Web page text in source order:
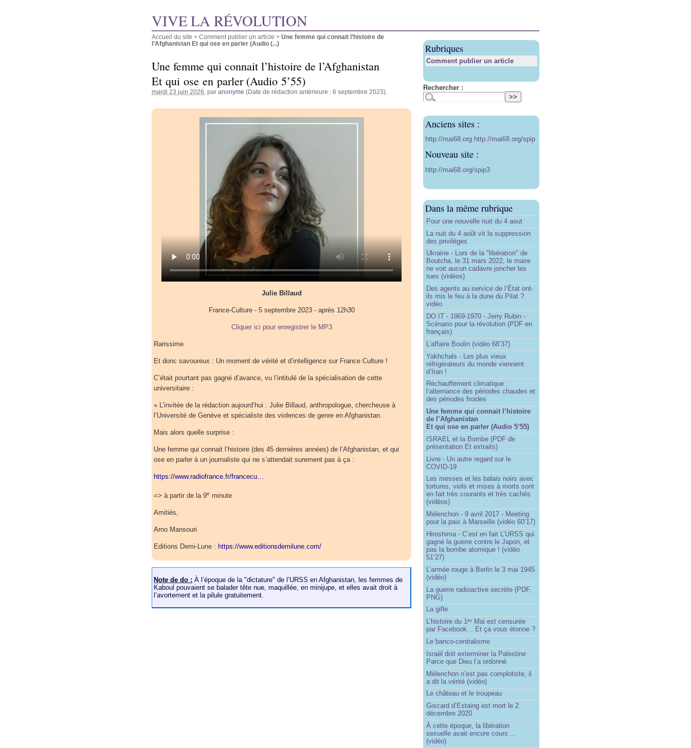
VIVE LA RÉVOLUTION
Accueil du site > Comment publier un article > Une femme qui connait l’histoire de
l’Afghanistan Et qui ose en parler (Audio (...)
Une femme qui connait l’histoire de l’Afghanistan
Et qui ose en parler (Audio 5’55)
mardi 23 juin 2026 , par anonyme (Date de rédaction antérieure : 6 septembre 2023).
Julie Billaud
France-Culture - 5 septembre 2023 - après 12h30
Cliquer ici pour enregistrer le MP3
Rarissime
Et donc savoureux : Un moment de vérité et d’intelligence sur France Culture !
C’était pourtant pas gagné d’avance, vu l’intitulé de la spécialisation de cette
universitaire :
« L’invitée de la rédaction aujourd’hui : Julie Billaud, anthropologue, chercheuse à
l’Université de Genève et spécialiste des violences de genre en Afghanistan.
Mais alors quelle surprise :
Une femme qui connait l’histoire (des 45 dernières années) de l’Afghanistan, et qui
ose en parler à un journaliste qui ne s’attendait surement pas à ça :
https://www.radiofrance.fr/francecu…
=> à partir de la 9e minute
Amitiés,
Arno Mansouri
Editions Demi-Lune : https://www.editionsdemilune.com/
Note de do : À l’époque de la "dictature" de l’URSS en Afghanistan, les femmes de
Kaboul pouvaient se balader tête nue, maquillée, en minijupe, et elles avait droit à
l’avortement et la pilule gratuitement.
Rubriques
Comment publier un article
Rechercher :
Anciens sites :
http://mai68.org http://mai68.org/spip
Nouveau site :
http://mai68.org/spip3
Dans la même rubrique
Pour une nouvelle nuit du 4 aout
La nuit du 4 août vit la suppression
des privilèges
Ukraine - Lors de la "libération" de
Boutcha, le 31 mars 2022, le maire
ne voit aucun cadavre joncher les
rues (vidéos)
Des agents au service de l’État ont-
ils mis le feu à la dune du Pilat ?
vidéo
DO IT - 1969-1970 - Jerry Rubin -
Scénario pour la révolution (PDF en
français)
L’affaire Boulin (vidéo 68’37)
Yakhchals - Les plus vieux
réfrigérateurs du monde viennent
d’Iran !
Réchauffement climatique :
l’alternance des périodes chaudes et
des périodes froides
Une femme qui connait l’histoire
de l’Afghanistan
Et qui ose en parler (Audio 5’55)
ISRAEL et la Bombe (PDF de
présentation Et extraits)
Livre - Un autre regard sur le
COVID-19
Les messes et les balais noirs avec
tortures, viols et mises à morts sont
en fait très courants et très cachés
(vidéos)
Mélenchon - 9 avril 2017 - Meeting
pour la paix à Marseille (vidéo 60’17)
Hiroshima - C’est en fait L’URSS qui
gagné la guerre contre le Japon, et
pas la bombe atomique ! (vidéo
51’27)
L’armée rouge à Berlin le 3 mai 1945
(vidéo)
La guerre radioactive secrète (PDF,
PNG)
La gifle
L’histoire du 1er Mai est censurée
par Facebook... Et ça vous étonne ?
Le banco-centralisme
Israël doit exterminer la Palestine
Parce que Dieu l’a ordonné
Mélenchon n’est pas complotiste, il
a dit la vérité (vidéo)
Le château et le troupeau
Giscard d’Estaing est mort le 2
décembre 2020
À cette époque, la libération
sexuelle avait encore cours ...
(vidéo)